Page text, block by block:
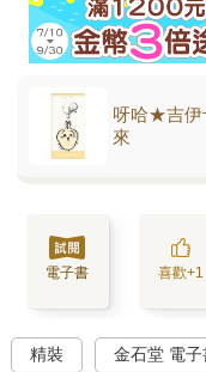
呀哈★吉伊
來
電子書 喜歡+1
精裝 金石堂 電子